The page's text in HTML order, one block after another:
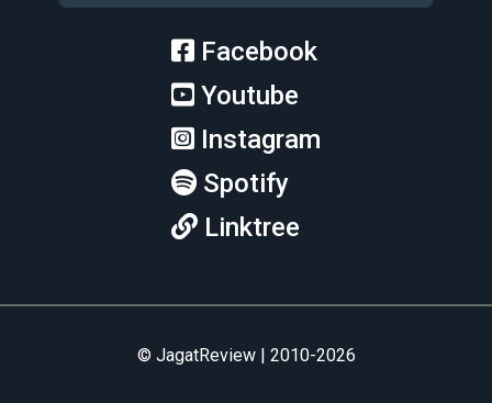
Facebook
Youtube
Instagram
Spotify
Linktree
© JagatReview | 2010-2026